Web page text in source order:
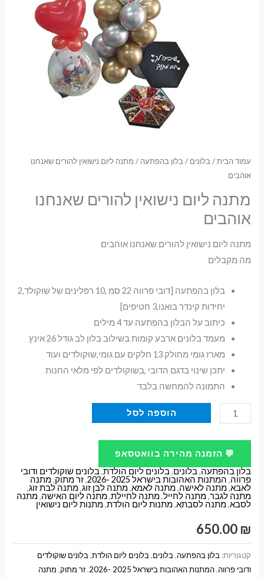
עמוד הבית/ בלונים / בלון בהפתעה / מתנה ליום נישואין להורים שאנחנו
אוהבים
מתנה ליום נישואין להורים שאנחנו
אוהבים
מתנה ליום נישואין להורים שאנחנו אוהבים
מה מקבלים
בלון בהפתעה [דובי פרווה 22 סמ ,10 רפלינים של שוקולד,2
יחידות קינדר בואנו,3 חטיפים]
כיתוב על הבלון בהפתעה עד 4 מילים
מעמד בלונים ארבע קומות בשילוב בלון לב גודל 26 אינץ
מארז גומי מחולק 13 חלקים עם גומי,שוקולדים ועוד
יתכן שינוי בדגם הדובי ,בשוקולדים לפי מלאי החנות
התמונה להמחשה בלבד
כמות
של
מתנה
נישואין
להורים
שאנחנו
אוהבים
הוספה לסל
💬 הזמנה מהירה בוואטסאפ
בלון בהפתעה,בלונים,בלונים ליום הולדת,בלונים שוקולדים ודובי
פרווה, המתנות האהובות בישראל 2025 -2026 ,זר מתוק,מתנה
לאבא,מתנה לאישה,מתנה לאמא,מתנה לבן זוג,מתנה לבת זוג,
מתנה לגבר,מתנה לחייל,מתנה לחיילת,מתנה ליום האישה,מתנה
לסבא,מתנה לסבתא,מתנות ליום הולדת,מתנות ליום נישואין
650.00 ₪
קטגוריות: בלון בהפתעה, בלונים, בלונים ליום הולדת, בלונים שוקולדים
ודובי פרווה,המתנות האהובות בישראל 2025 -2026 ,זר מתוק, מתנה